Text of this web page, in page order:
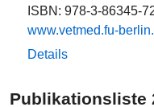
ISBN: 978-3-86345-
www.​vetmed.​fu-​
Details
Publikationsliste